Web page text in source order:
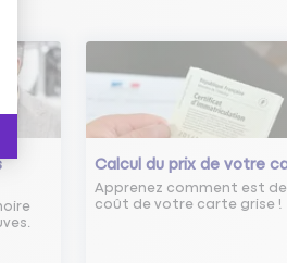
Calcul du prix de votre
Apprenez comment est
coût de votre carte grise !